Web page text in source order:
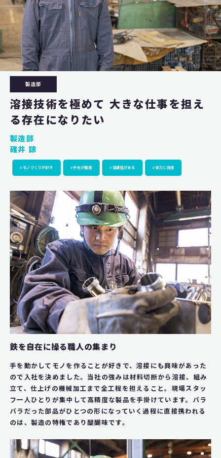
製造部
溶接技術を極めて 大きな仕事を担え
る存在になりたい
製造部
碓井 諒
モノづくりが好き 手先が器用 協調性がある 体力に自信
鉄を自在に操る職人の集まり
手を動かしてモノを作ることが好きで、溶接にも興味があった
ので入社を決めました。当社の強みは材料切断から溶接、組み
立て、仕上げの機械加工まで全工程を担えること。現場スタッ
フ一人ひとりが集中して高精度な製品を手掛けています。バラ
バラだった部品がひとつの形になっていく過程に直接携われる
のは、製造の特権であり醍醐味です。